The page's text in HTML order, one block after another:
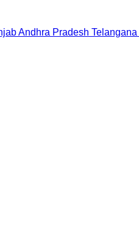
Andhra Pradesh Telangana